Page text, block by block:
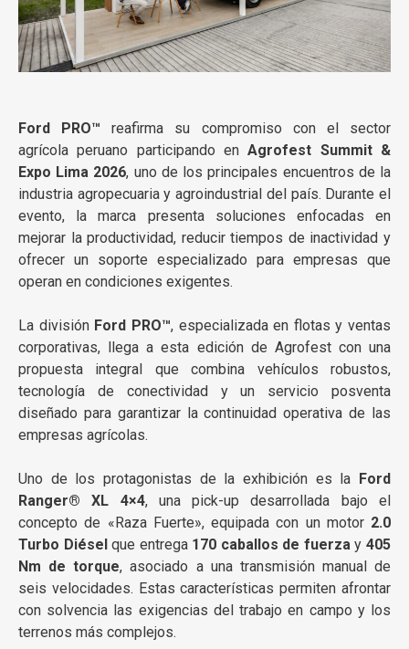
Ford PRO™ reafirma su compromiso con el sector
agrícola peruano participando enAgrofest Summit &
Expo Lima 2026, uno de los principales encuentros de la
industria agropecuaria y agroindustrial del país. Durante el
evento, la marca presenta soluciones enfocadas en
mejorar la productividad, reducir tiempos de inactividad y
ofrecer un soporte especializado para empresas que
operan en condiciones exigentes.
La división Ford PRO™, especializada en flotas y ventas
corporativas, llega a esta edición de Agrofest con una
propuesta integral que combina vehículos robustos,
tecnología de conectividad y un servicio posventa
diseñado para garantizar la continuidad operativa de las
empresas agrícolas.
Uno de los protagonistas de la exhibición es la
Ford
Ranger® XL 4×4, una pick-up desarrollada bajo el
concepto de «Raza Fuerte», equipada con un motor 2.0
Turbo Diésel que entrega 170 caballos de fuerzay405
Nm de torque, asociado a una transmisión manual de
seis velocidades. Estas características permiten afrontar
con solvencia las exigencias del trabajo en campo y los
terrenos más complejos.